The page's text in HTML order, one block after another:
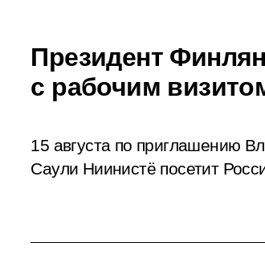
Президент
с рабочим
15 августа по приглашению
Саули Ниинистё посетит